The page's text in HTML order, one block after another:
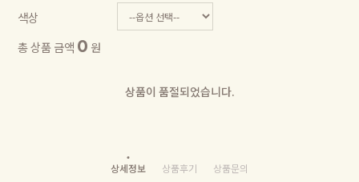
색상
총 상품 금액 0 원
상품이 품절되었습니다.
상세정보 상품후기 상품문의